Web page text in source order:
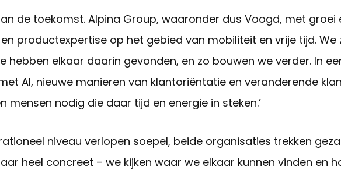
de toekomst. Alpina Group, waaronder dus Voogd, met groei
productexpertise op het gebied van mobiliteit en vrije tijd. We
hebben elkaar daarin gevonden, en zo bouwen we verder. In
AI, nieuwe manieren van klantoriëntatie en veranderende
mensen nodig die daar tijd en energie in steken.’
niveau verlopen soepel, beide organisaties trekken
heel concreet – we kijken waar we elkaar kunnen vinden en